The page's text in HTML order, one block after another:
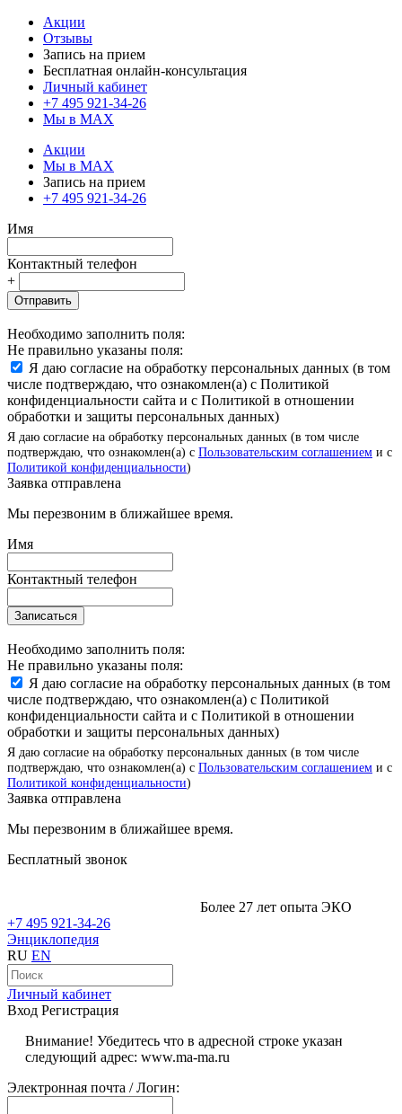
Акции
Отзывы
Запись на прием
Бесплатная онлайн-консультация
Личный кабинет
+7 495 921-34-26
Мы в MAX
Акции
Мы в MAX
Запись на прием
+7 495 921-34-26
Имя
Контактный телефон
+
Отправить
Необходимо заполнить поля:
Не правильно указаны поля:
Я даю согласие на обработку персональных данных (в том
числе подтверждаю, что ознакомлен(а) с Политикой
конфиденциальности сайта и с Политикой в отношении
обработки и защиты персональных данных)
Я даю согласие на обработку персональных данных (в том числе
подтверждаю, что ознакомлен(а) с Пользовательским соглашением и с
Политикой конфиденциальности)
Заявка отправлена
Мы перезвоним в ближайшее время.
Имя
Контактный телефон
Записаться
Необходимо заполнить поля:
Не правильно указаны поля:
Я даю согласие на обработку персональных данных (в том
числе подтверждаю, что ознакомлен(а) с Политикой
конфиденциальности сайта и с Политикой в отношении
обработки и защиты персональных данных)
Я даю согласие на обработку персональных данных (в том числе
подтверждаю, что ознакомлен(а) с Пользовательским соглашением и с
Политикой конфиденциальности)
Заявка отправлена
Мы перезвоним в ближайшее время.
Бесплатный звонок
Более 27 лет опыта ЭКО
+7 495 921-34-26
Энциклопедия
RU EN
Личный кабинет
Вход Регистрация
Внимание! Убедитесь что в адресной строке указан
следующий адрес: www.ma-ma.ru
Электронная почта / Логин: